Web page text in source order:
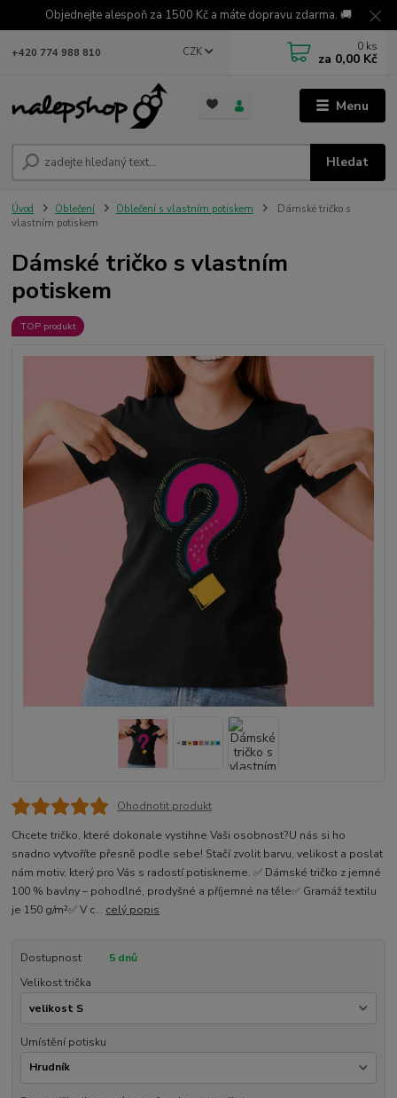
Objednejte alespoň za 1500 Kč a máte dopravu zdarma. 🚚
Menu
CZK
Hledat
+420 774 988 810 0 ks
za 0,00 Kč
Úvod Oblečení Oblečení s vlastním potiskem
Dámské tričko s
vlastním potiskem
Dámské tričko s vlastním
potiskem
TOP produkt
Ohodnotit produkt
Chcete tričko, které dokonale vystihne Vaši osobnost?U nás si ho
snadno vytvoříte přesně podle sebe! Stačí zvolit barvu, velikost a poslat
nám motiv, který pro Vás s radostí potiskneme. ✅ Dámské tričko z jemné
100 % bavlny – pohodlné, prodyšné a příjemné na těle✅ Gramáž textilu
je 150 g/m²✅ V c... celý popis
Dostupnost
5 dnů
Velikost trička
Umístění potisku